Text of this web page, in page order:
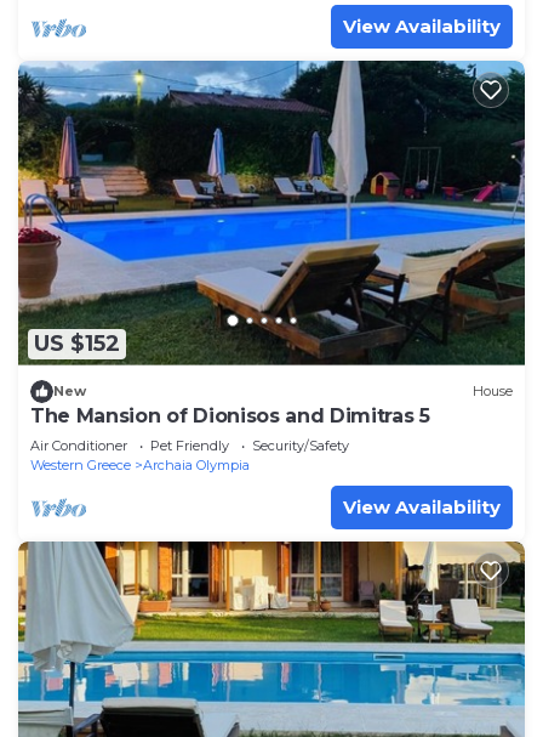
View Availability
US $152
New House
The Mansion of Dionisos and Dimitras 5
Air Conditioner Pet Friendly
Security/Safety
Western Greece
Archaia Olympia
View Availability